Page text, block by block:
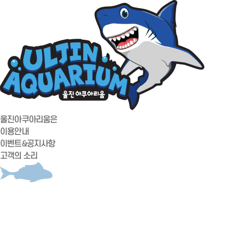
울진아쿠아리움은
이용안내
이벤트&공지사항
고객의 소리